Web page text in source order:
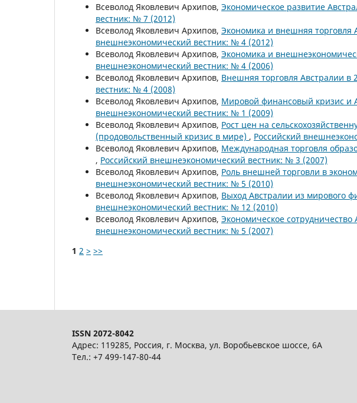
Всеволод Яковлевич Архипов, Экономическое развитие
вестник: № 7 (2012)
Всеволод Яковлевич Архипов, Экономика и внешняя торговля
внешнеэкономический вестник: № 4 (2012)
Всеволод Яковлевич Архипов, Экономика и
внешнеэкономический вестник: № 4 (2006)
Всеволод Яковлевич Архипов, Внешняя торговля Австралии в
вестник: № 4 (2008)
Всеволод Яковлевич Архипов, Мировой финансовый кризис и
внешнеэкономический вестник: № 1 (2009)
Всеволод Яковлевич Архипов, Рост цен на
(продовольственный кризис в мире) , Российский
Всеволод Яковлевич Архипов, Международная торговля
, Российский внешнеэкономический вестник: № 3 (2007)
Всеволод Яковлевич Архипов, Роль внешней торговли в
внешнеэкономический вестник: № 5 (2010)
Всеволод Яковлевич Архипов, Выход Австралии из мирового
внешнеэкономический вестник: № 12 (2010)
Всеволод Яковлевич Архипов, Экономическое
внешнеэкономический вестник: № 5 (2007)
1 2 > >>
ISSN 2072-8042
Адрес: 119285, Россия, г. Москва, ул. Воробьевское шоссе, 6А
Тел.: +7 499-147-80-44